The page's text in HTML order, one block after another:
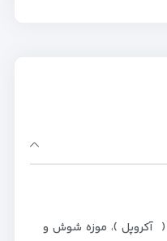
( آکروپل )، موزه شوش و